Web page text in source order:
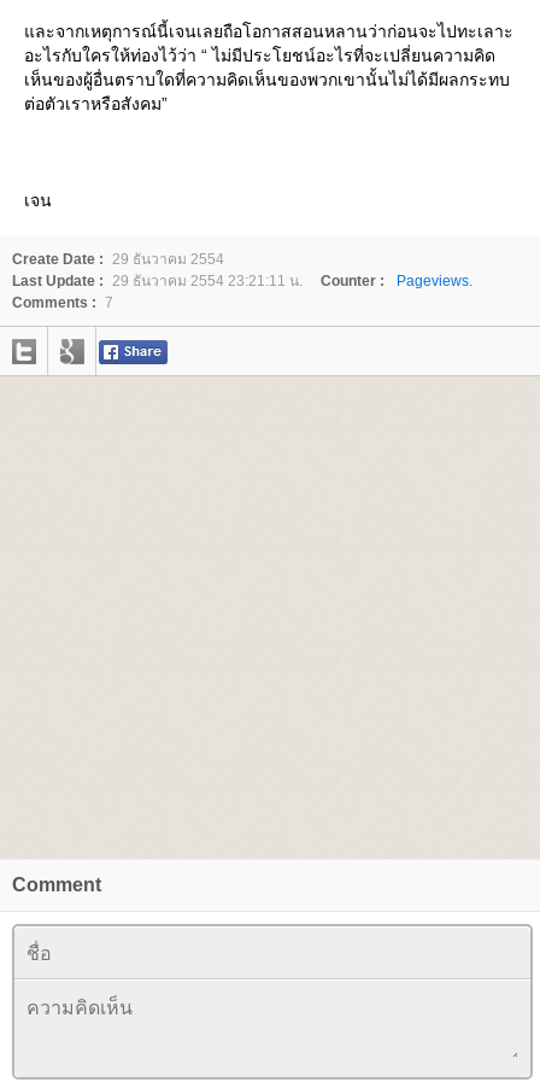
ละจากเหตุการณ์นี้เจนเลยถือโอกาสสอนหลานว่าก่อนจะไปทะเลาะ
อะไรกับใครให้ท่องไว้ว่า “ ไม่มีประโยชน์อะไรที่จะเปลี่ยนความคิด
เห็นของผู้อื่นตราบใดที่ความคิดเห็นของพวกเขานั้นไม่ได้มีผลกระทบ
ต่อตัวเราหรือสังคม”
เจน
Create Date : 29 ธันวาคม 2554
Last Update : 29 ธันวาคม 2554 23:21:11 น. Counter :
Pageviews.
Comments : 7
Comment